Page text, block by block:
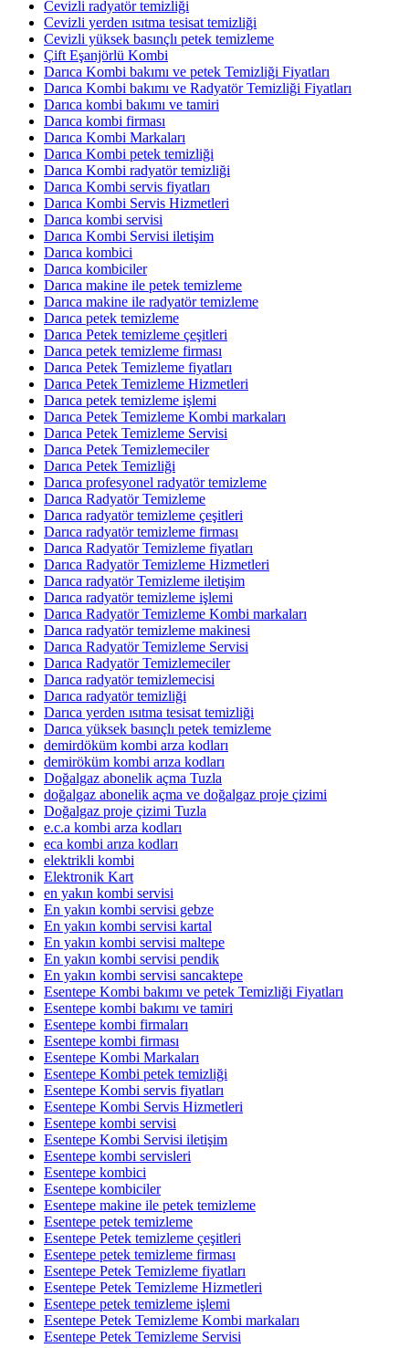
Cevizli radyatör temizliği
Cevizli yerden ısıtma tesisat temizliği
Cevizli yüksek basınçlı petek temizleme
Çift Eşanjörlü Kombi
Darıca Kombi bakımı ve petek Temizliği Fiyatları
Darıca Kombi bakımı ve Radyatör Temizliği Fiyatları
Darıca kombi bakımı ve tamiri
Darıca kombi firması
Darıca Kombi Markaları
Darıca Kombi petek temizliği
Darıca Kombi radyatör temizliği
Darıca Kombi servis fiyatları
Darıca Kombi Servis Hizmetleri
Darıca kombi servisi
Darıca Kombi Servisi iletişim
Darıca kombici
Darıca kombiciler
Darıca makine ile petek temizleme
Darıca makine ile radyatör temizleme
Darıca petek temizleme
Darıca Petek temizleme çeşitleri
Darıca petek temizleme firması
Darıca Petek Temizleme fiyatları
Darıca Petek Temizleme Hizmetleri
Darıca petek temizleme işlemi
Darıca Petek Temizleme Kombi markaları
Darıca Petek Temizleme Servisi
Darıca Petek Temizlemeciler
Darıca Petek Temizliği
Darıca profesyonel radyatör temizleme
Darıca Radyatör Temizleme
Darıca radyatör temizleme çeşitleri
Darıca radyatör temizleme firması
Darıca Radyatör Temizleme fiyatları
Darıca Radyatör Temizleme Hizmetleri
Darıca radyatör Temizleme iletişim
Darıca radyatör temizleme işlemi
Darıca Radyatör Temizleme Kombi markaları
Darıca radyatör temizleme makinesi
Darıca Radyatör Temizleme Servisi
Darıca Radyatör Temizlemeciler
Darıca radyatör temizlemecisi
Darıca radyatör temizliği
Darıca yerden ısıtma tesisat temizliği
Darıca yüksek basınçlı petek temizleme
demirdöküm kombi arza kodları
demiröküm kombi arıza kodları
Doğalgaz abonelik açma Tuzla
doğalgaz abonelik açma ve doğalgaz proje çizimi
Doğalgaz proje çizimi Tuzla
e.c.a kombi arza kodları
eca kombi arıza kodları
elektrikli kombi
Elektronik Kart
en yakın kombi servisi
En yakın kombi servisi gebze
En yakın kombi servisi kartal
En yakın kombi servisi maltepe
En yakın kombi servisi pendik
En yakın kombi servisi sancaktepe
Esentepe Kombi bakımı ve petek Temizliği Fiyatları
Esentepe kombi bakımı ve tamiri
Esentepe kombi firmaları
Esentepe kombi firması
Esentepe Kombi Markaları
Esentepe Kombi petek temizliği
Esentepe Kombi servis fiyatları
Esentepe Kombi Servis Hizmetleri
Esentepe kombi servisi
Esentepe Kombi Servisi iletişim
Esentepe kombi servisleri
Esentepe kombici
Esentepe kombiciler
Esentepe makine ile petek temizleme
Esentepe petek temizleme
Esentepe Petek temizleme çeşitleri
Esentepe petek temizleme firması
Esentepe Petek Temizleme fiyatları
Esentepe Petek Temizleme Hizmetleri
Esentepe petek temizleme işlemi
Esentepe Petek Temizleme Kombi markaları
Esentepe Petek Temizleme Servisi